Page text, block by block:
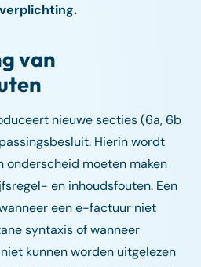
van
nieuwe secties (6a, 6b
Hierin wordt
onderscheid moeten maken
en inhoudsfouten. Een
een e-factuur niet
syntaxis of wanneer
kunnen worden uitgelezen